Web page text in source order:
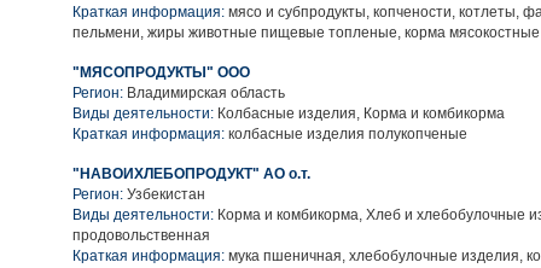
Краткая информация: мясо и субпродукты, копчености, котлеты,
пельмени, жиры животные пищевые топленые, корма
"МЯСОПРОДУКТЫ" ООО
Регион: Владимирская область
Виды деятельности: Колбасные изделия, Корма и комбикорма
Краткая информация: колбасные изделия полукопченые
"НАВОИХЛЕБОПРОДУКТ" АО о.т.
Регион: Узбекистан
Виды деятельности: Корма и комбикорма, Хлеб и хлебобулочные
продовольственная
Краткая информация: мука пшеничная, хлебобулочные изделия,